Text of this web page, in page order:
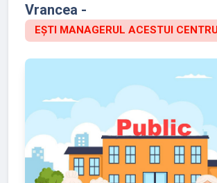
Vrancea -
EȘTI MANAGERUL ACESTUI